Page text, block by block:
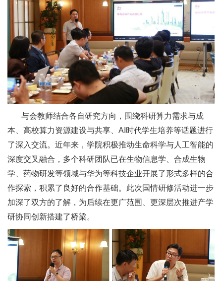
与会教师结合各自研究方向，围绕科研算力需求与成
本、高校算力资源建设与共享、AI时代学生培养等话题进行
了深入交流。近年来，学院积极推动生命科学与人工智能的
深度交叉融合，多个科研团队已在生物信息学、合成生物
学、药物研发等领域与华为等科技企业开展了形式多样的合
作探索，积累了良好的合作基础。此次国情研修活动进一步
加深了双方的了解，为后续在更广范围、更深层次推进产学
研协同创新搭建了桥梁。